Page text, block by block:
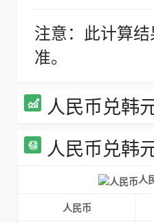
注意：此计算
准。
人民币兑韩
人民币兑韩
人
人民币